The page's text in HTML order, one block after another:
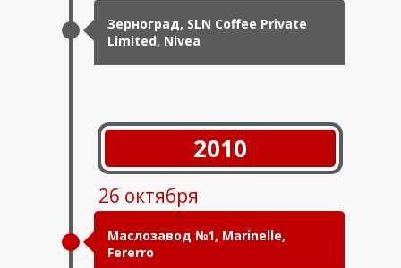
Зерноград, SLN Coffee Private
Limited, Nivea
2010
26 октября
Маслозавод №1, Marinelle,
Fererro